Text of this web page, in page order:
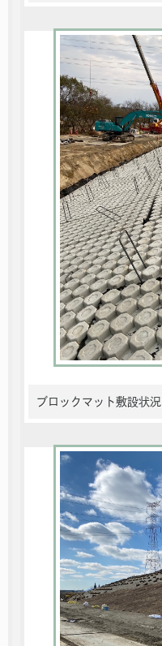
ブロックマット敷設状況